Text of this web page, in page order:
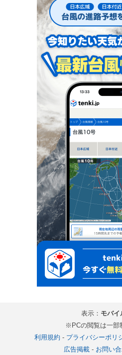
表示： モバイ
※PCの閲覧は一部
利用規約 - プライバシーポリ
広告掲載- お問い